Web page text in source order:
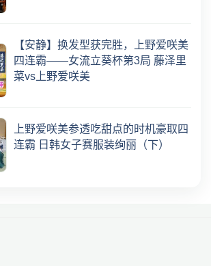
【安静】换发型获完胜，上野爱咲美
四连霸——女流立葵杯第3局 藤泽里
菜vs上野爱咲美
上野爱咲美参透吃甜点的时机豪取四
连霸 日韩女子赛服装绚丽（下）